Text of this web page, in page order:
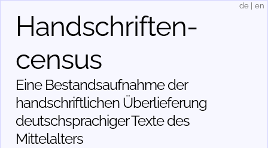
Handschriften­
census
Eine Bestandsaufnahme der
handschriftlichen Über­lieferung
deutschsprachiger Texte des
Mittelalters
de en